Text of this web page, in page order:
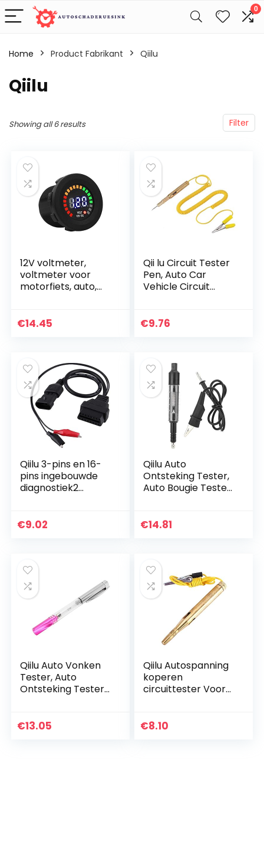
0
Home Product Fabrikant ‎Qiilu
‎Qiilu
Filter
Showing all 6 results
12V voltmeter,
voltmeter voor
motorfiets, auto,
spanning,
€14.45
Qii lu Circuit Tester
Pen, Auto Car
Vehicle Circuit
Voltage Test Pen
€9.76
Qiilu 3-pins en 16-
pins ingebouwde
diagnostiek2
kabel
€9.02
Qiilu Auto
Ontsteking Tester,
Auto Bougie Tester
Diagnostische
€14.81
Qiilu Auto Vonken
Tester, Auto
Ontsteking Tester
Hoogspanningskab
€13.05
Qiilu Autospanning
koperen
circuittester Voor
continuïteitstester
€8.10